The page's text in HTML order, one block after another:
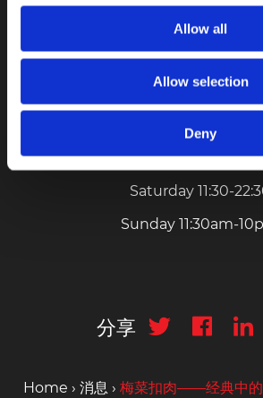
Allow all
Allow selection
Deny
Monday 11:30 AM -
Tuesday 11:30-
Wednesday 11:30am-
Thursday 11:30-
Friday 11:30am-
Saturday 11:30-
Sunday 11:30am-
分享
Home › 消息 › 梅菜扣肉——经典中的